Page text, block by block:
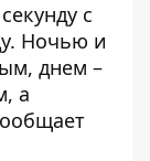
с
Ночью и
днем ​​–
а